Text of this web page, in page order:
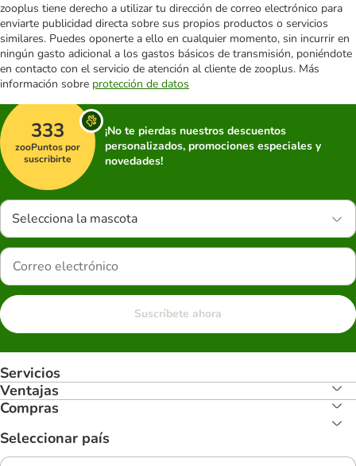
zooplus tiene derecho a utilizar tu dirección de correo electrónico para
enviarte publicidad directa sobre sus propios productos o servicios
similares. Puedes oponerte a ello en cualquier momento, sin incurrir en
ningún gasto adicional a los gastos básicos de transmisión, poniéndote
en contacto con el servicio de atención al cliente de zooplus. Más
información sobre protección de datos
333
zooPuntos por
suscribirte
¡No te pierdas nuestros descuentos
personalizados, promociones especiales y
novedades!
Selecciona la mascota
Suscríbete ahora
Servicios
Ventajas
Compras
Seleccionar país